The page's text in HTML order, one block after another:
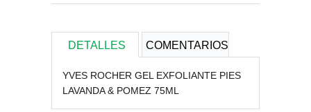
DETALLES COMENTARIOS
YVES ROCHER GEL EXFOLIANTE PIES
LAVANDA & POMEZ 75ML